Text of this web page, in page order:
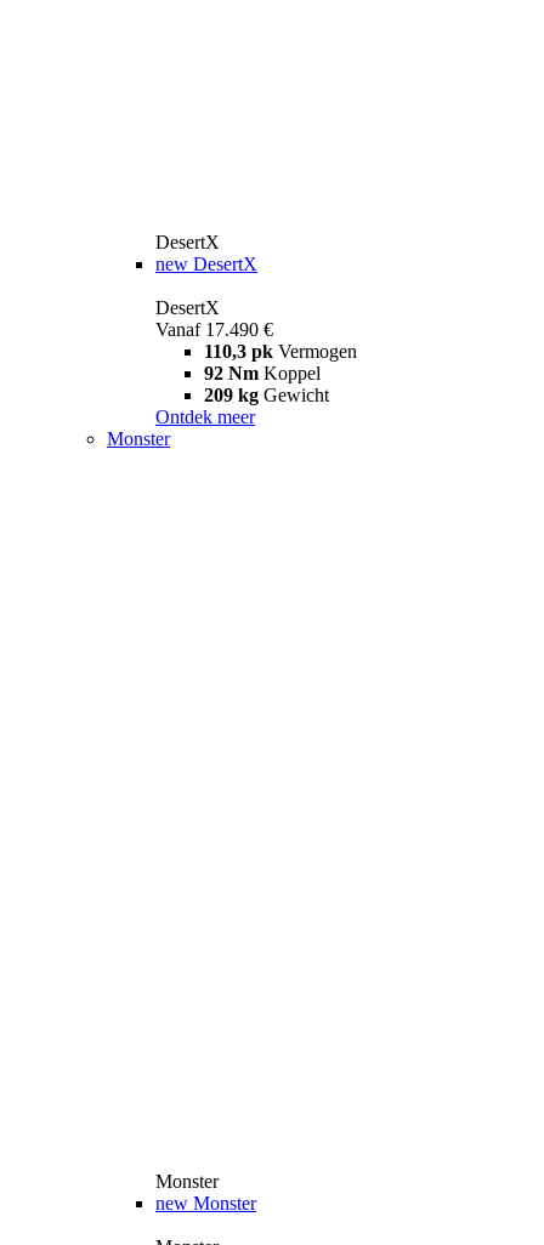
DesertX
new DesertX
DesertX
Vanaf 17.490 €
110,3 pk Vermogen
92 Nm Koppel
209 kg Gewicht
Ontdek meer
Monster
Monster
new Monster